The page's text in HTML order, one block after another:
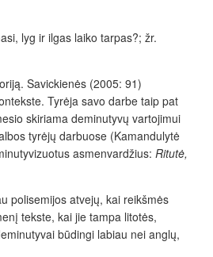
lyg ir ilgas laiko tarpas?; žr.
Savickienės (2005: 91)
Tyrėja savo darbe taip pat
skiriama deminutyvų vartojimui
tyrėjų darbuose (Kamandulytė
asmenvardžius: Ritutė,
polisemijos atvejų, kai reikšmės
tekste, kai jie tampa litotės,
būdingi labiau nei anglų,